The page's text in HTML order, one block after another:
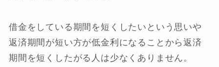
借金をしている期間を短くしたいという思いや
返済期間が短い方が低金利になることから返済
期間を短くしたがる人は少なくありません。